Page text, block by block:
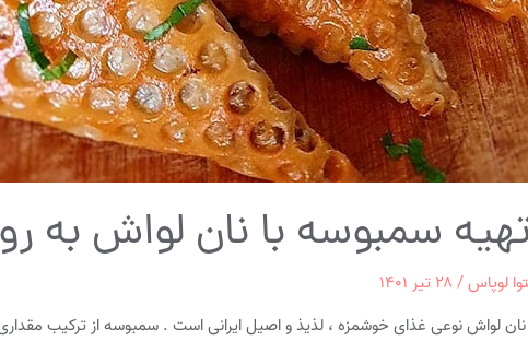
سمبوسه با نان لواش
لوپاس/ ۲۸ تیر ۱۴۰۱
لواش نوعی غذای خوشمزه ، لذیذ و اصیل ایرانی است . سمبوسه از ترکیب